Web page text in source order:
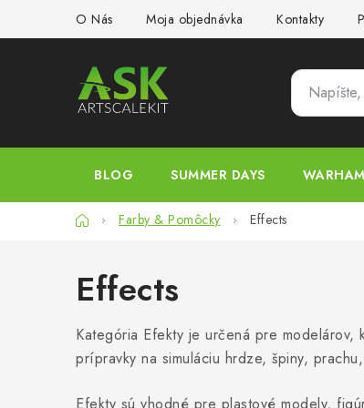
O Nás Moja objednávka Kontakty
BLOG SUMMER DAYS
DomovFarby & Pomôcky Effects
Effects
Kategória Efekty je určená pre
prípravky na simuláciu hrdze, špiny,